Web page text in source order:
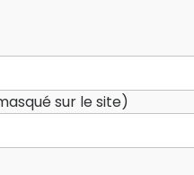
sur le site)